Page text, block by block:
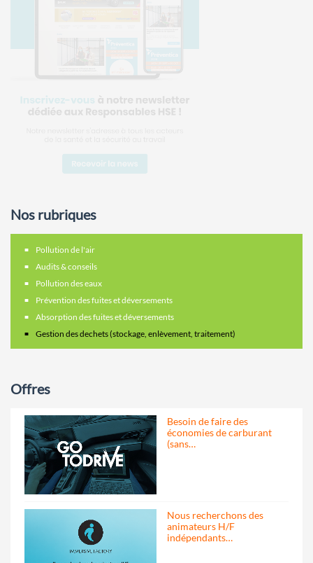
Nos rubriques
Pollution de l'air
Audits & conseils
Pollution des eaux
Prévention des fuites et déversements
Absorption des fuites et déversements
Gestion des dechets (stockage, enlèvement, traitement)
Offres
Besoin de faire des
économies de carburant
(sans…
Nous recherchons des
animateurs H/F
indépendants…